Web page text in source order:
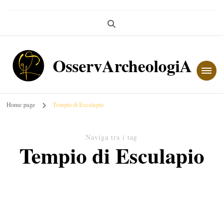
OsservArcheologiA
Home page Tempio di Esculapio
Naviga tra i tag
Tempio di Esculapio